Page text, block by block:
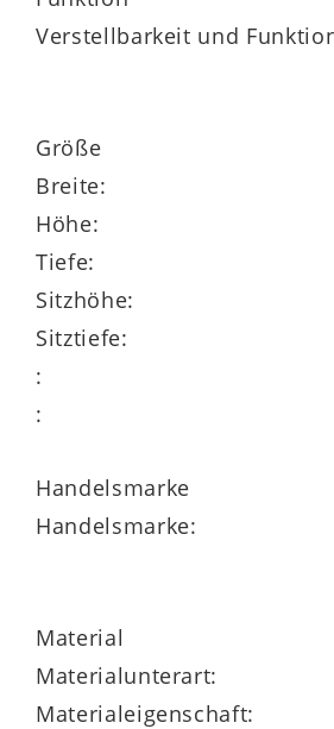
die Ihnen die Möglichkeit
Details an Ihre Bedürfnisse
Geschmack zu adaptieren.
Das Programm bietet eine
Typen- und Bezugvielfalt
Rückseiten im Originalstoff
Kontrastnaht umgesetzt
Überdies stehen sieben
preisgleiche Sitzhöhen und
Aufpreis – Boxspring drei
zur Wahl.
Verstellbarkeit und
Größe
Breite:
Höhe:
Tiefe:
Sitzhöhe:
Sitztiefe:
:
:
Handelsmarke
Handelsmarke:
Material
Materialunterart:
Materialeigenschaft: